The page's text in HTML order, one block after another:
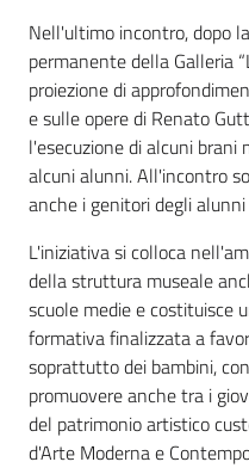
Nell'ultimo incontro, dopo
permanente della Galleria
proiezione di
e sulle opere di Renato
l'esecuzione di alcuni brani
alcuni alunni. All'incontro
anche i genitori degli
L'iniziativa si colloca
della struttura museale
scuole medie e costituisce
formativa finalizzata a
soprattutto dei bambini,
promuovere anche tra i
del patrimonio artistico
d'Arte Moderna e